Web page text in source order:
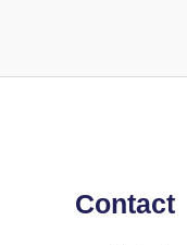
Contact